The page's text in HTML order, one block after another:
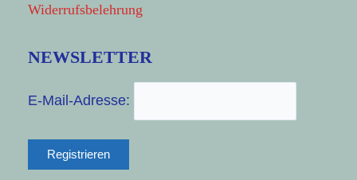
Widerrufsbelehrung
NEWSLETTER
E-Mail-Adresse: